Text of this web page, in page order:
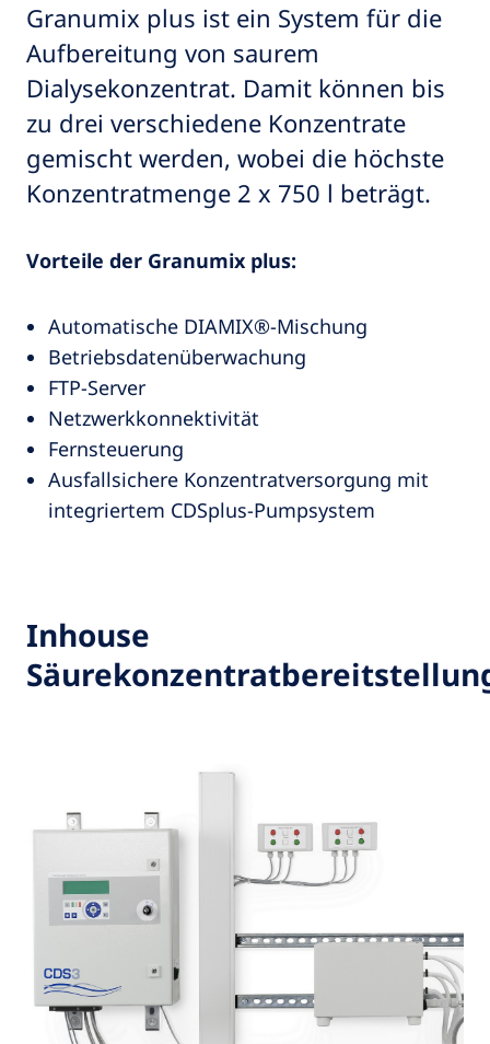
Granumix plus ist ein System für die
Aufbereitung von saurem
Dialysekonzentrat. Damit können bis
zu drei verschiedene Konzentrate
gemischt werden, wobei die höchste
Konzentratmenge 2 x 750 l beträgt.
Vorteile der Granumix plus:
Automatische DIAMIX®-Mischung
Betriebsdatenüberwachung
FTP-Server
Netzwerkkonnektivität
Fernsteuerung
Ausfallsichere Konzentratversorgung mit
integriertem CDSplus-Pumpsystem
Inhouse